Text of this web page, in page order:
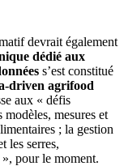
devrait également
dédié aux
s’est constitué
driven agrifood
aux « défis
mesures et
; la gestion
les serres,
pour le moment.